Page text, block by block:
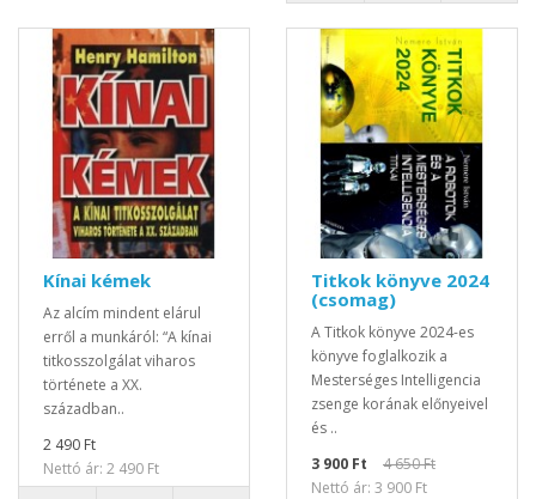
Kínai kémek
Az alcím mindent elárul
erről a munkáról: “A kínai
titkosszolgálat viharos
története a XX.
században..
2 490 Ft
Nettó ár: 2 490 Ft
Titkok könyve 2024
(csomag)
A Titkok könyve 2024-es
könyve foglalkozik a
Mesterséges Intelligencia
zsenge korának előnyeivel
és ..
3 900 Ft
4 650 Ft
Nettó ár: 3 900 Ft